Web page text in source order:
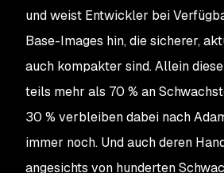
und weist Entwickler bei
Base-Images hin, die sicherer,
auch kompakter sind. Allein
teils mehr als 70 % an
30 % verbleiben dabei nach
immer noch. Und auch deren
angesichts von hunderten